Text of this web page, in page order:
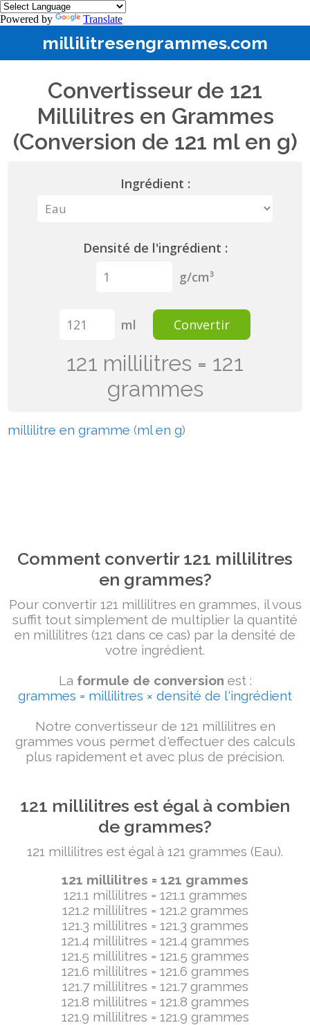
Powered by Translate
millilitresengrammes.com
Convertisseur de 121
Millilitres en Grammes
(Conversion de 121 ml en g)
Ingrédient :
Densité de l'ingrédient :
g/cm³
ml Convertir
121 millilitres = 121
grammes
millilitre en gramme (ml en g)
Comment convertir 121 millilitres
en grammes?
Pour convertir 121 millilitres en grammes, il vous
suffit tout simplement de multiplier la quantité
en millilitres (121 dans ce cas) par la densité de
votre ingrédient.
La formule de conversion est :
grammes = millilitres × densité de l'ingrédient
Notre convertisseur de 121 millilitres en
grammes vous permet d'effectuer des calculs
plus rapidement et avec plus de précision.
121 millilitres est égal à combien
de grammes?
121 millilitres est égal à 121 grammes (Eau).
121 millilitres = 121 grammes
121.1 millilitres = 121.1 grammes
121.2 millilitres = 121.2 grammes
121.3 millilitres = 121.3 grammes
121.4 millilitres = 121.4 grammes
121.5 millilitres = 121.5 grammes
121.6 millilitres = 121.6 grammes
121.7 millilitres = 121.7 grammes
121.8 millilitres = 121.8 grammes
121.9 millilitres = 121.9 grammes